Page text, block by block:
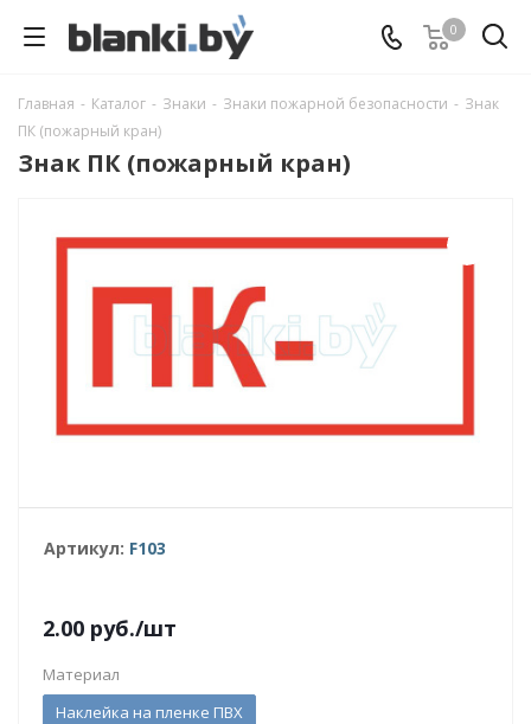
0
Главная - Каталог - Знаки - Знаки пожарной безопасности - Знак
ПК (пожарный кран)
Знак ПК (пожарный кран)
Артикул: F103
2.00 руб./шт
Материал
Наклейка на пленке ПВХ